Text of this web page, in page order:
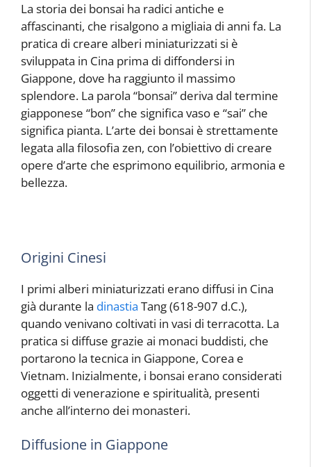
La storia dei bonsai ha radici antiche e
affascinanti, che risalgono a migliaia di anni fa. La
pratica di creare alberi miniaturizzati si è
sviluppata in Cina prima di diffondersi in
Giappone, dove ha raggiunto il massimo
splendore. La parola “bonsai” deriva dal termine
giapponese “bon” che significa vaso e “sai” che
significa pianta. L’arte dei bonsai è strettamente
legata alla filosofia zen, con l’obiettivo di creare
opere d’arte che esprimono equilibrio, armonia e
bellezza.
Origini Cinesi
I primi alberi miniaturizzati erano diffusi in Cina
già durante la dinastia Tang (618-907 d.C.),
quando venivano coltivati in vasi di terracotta. La
pratica si diffuse grazie ai monaci buddisti, che
portarono la tecnica in Giappone, Corea e
Vietnam. Inizialmente, i bonsai erano considerati
oggetti di venerazione e spiritualità, presenti
anche all’interno dei monasteri.
Diffusione in Giappone